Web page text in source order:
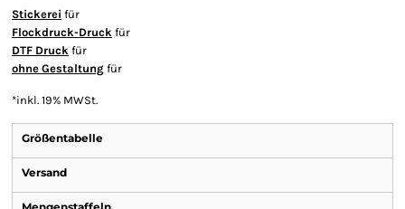
Stickerei für
Flockdruck-Druck für
DTF Druck für
ohne Gestaltung für
*inkl. 19% MWSt.
Größentabelle
Versand